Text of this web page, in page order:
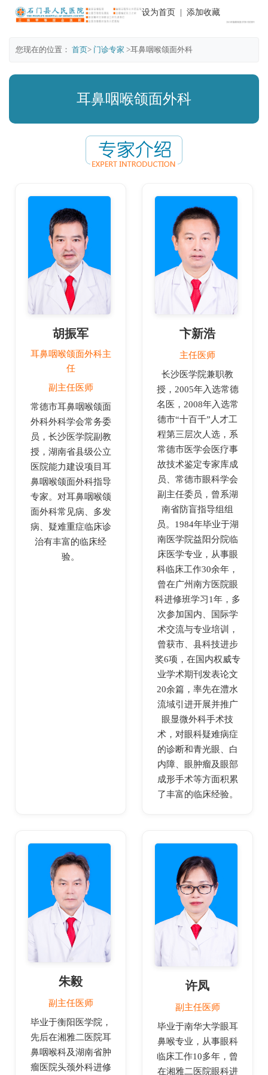
设为首页 添加收藏
您现在的位置： 首页> 门诊专家 >耳鼻咽喉颌面外科
耳鼻咽喉颌面外科
胡振军
耳鼻咽喉颌面外科主
任
副主任医师
常德市耳鼻咽喉颌面
外科外科学会常务委
员，长沙医学院副教
授，湖南省县级公立
医院能力建设项目耳
鼻咽喉颌面外科指导
专家。对耳鼻咽喉颌
面外科常见病、多发
病、疑难重症临床诊
治有丰富的临床经
验。
卞新浩
主任医师
长沙医学院兼职教
授，2005年入选常德
名医，2008年入选常
德市“十百千”人才工
程第三层次人选，系
常德市医学会医疗事
故技术鉴定专家库成
员、常德市眼科学会
副主任委员，曾系湖
南省防盲指导组组
员。1984年毕业于湖
南医学院益阳分院临
床医学专业，从事眼
科临床工作30余年，
曾在广州南方医院眼
科进修班学习1年，多
次参加国内、国际学
术交流与专业培训，
曾获市、县科技进步
奖6项，在国内权威专
业学术期刊发表论文
20余篇，率先在澧水
流域引进开展并推广
眼显微外科手术技
术，对眼科疑难病症
的诊断和青光眼、白
内障、眼肿瘤及眼部
成形手术等方面积累
了丰富的临床经验。
朱毅
副主任医师
毕业于衡阳医学院，
先后在湘雅二医院耳
鼻咽喉科及湖南省肿
瘤医院头颈外科进修
许凤
副主任医师
毕业于南华大学眼耳
鼻喉专业，从事眼科
临床工作10多年，曾
在湘雅二医院眼科进